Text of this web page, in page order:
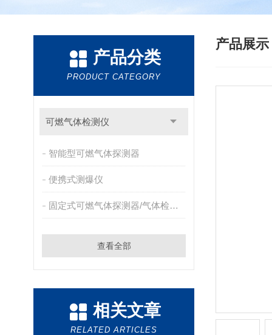
产品分类
PRODUCT CATEGORY
可燃气体检测仪
智能型可燃气体探测器
便携式测爆仪
固定式可燃气体探测器/气体检测报警器
查看全部
相关文章
RELATED ARTICLES
产品展示